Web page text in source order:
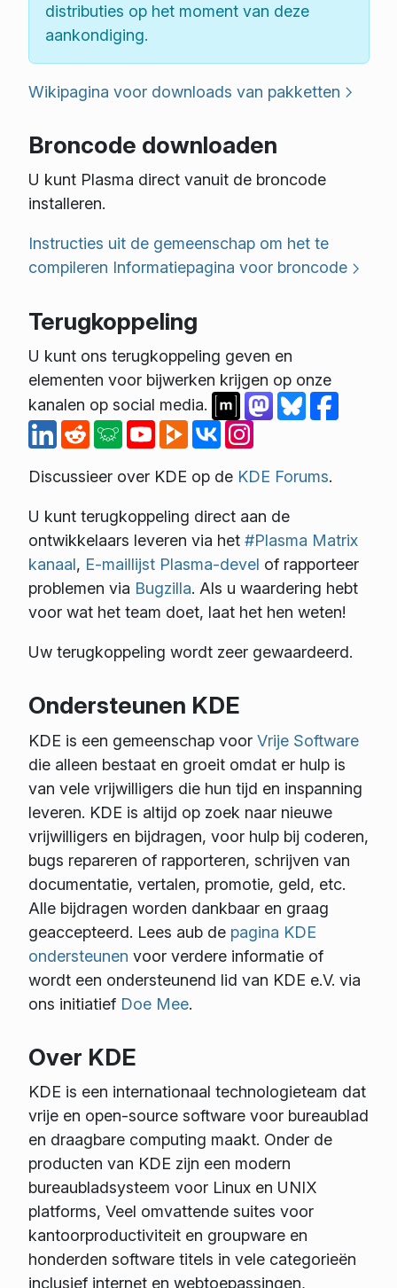
distributies op het moment van deze
aankondiging.
Wikipagina voor downloads van pakketten
Broncode downloaden
U kunt Plasma direct vanuit de broncode
installeren.
Instructies uit de gemeenschap om het te
compileren Informatiepagina voor broncode
Terugkoppeling
U kunt ons terugkoppeling geven en
elementen voor bijwerken krijgen op onze
kanalen op social media.
Discussieer over KDE op de KDE Forums.
U kunt terugkoppeling direct aan de
ontwikkelaars leveren via het #Plasma Matrix
kanaal, E-maillijst Plasma-devel of rapporteer
problemen via Bugzilla. Als u waardering hebt
voor wat het team doet, laat het hen weten!
Uw terugkoppeling wordt zeer gewaardeerd.
Ondersteunen KDE
KDE is een gemeenschap voor Vrije Software
die alleen bestaat en groeit omdat er hulp is
van vele vrijwilligers die hun tijd en inspanning
leveren. KDE is altijd op zoek naar nieuwe
vrijwilligers en bijdragen, voor hulp bij coderen,
bugs repareren of rapporteren, schrijven van
documentatie, vertalen, promotie, geld, etc.
Alle bijdragen worden dankbaar en graag
geaccepteerd. Lees aub de pagina KDE
ondersteunen voor verdere informatie of
wordt een ondersteunend lid van KDE e.V. via
ons initiatief Doe Mee.
Over KDE
KDE is een internationaal technologieteam dat
vrije en open-source software voor bureaublad
en draagbare computing maakt. Onder de
producten van KDE zijn een modern
bureaubladsysteem voor Linux en UNIX
platforms, Veel omvattende suites voor
kantoorproductiviteit en groupware en
honderden software titels in vele categorieën
inclusief internet en webtoepassingen,